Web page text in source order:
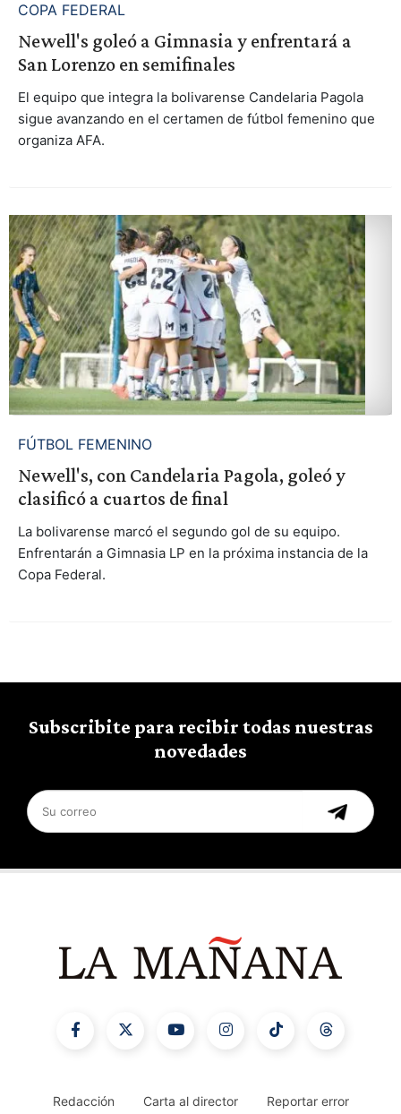
COPA FEDERAL
Newell's goleó a Gimnasia y enfrentará a
San Lorenzo en semifinales
El equipo que integra la bolivarense Candelaria Pagola
sigue avanzando en el certamen de fútbol femenino que
organiza AFA.
FÚTBOL FEMENINO
Newell's, con Candelaria Pagola, goleó y
clasificó a cuartos de final
La bolivarense marcó el segundo gol de su equipo.
Enfrentarán a Gimnasia LP en la próxima instancia de la
Copa Federal.
Subscribite para recibir todas nuestras
novedades
Redacción Carta al director Reportar error